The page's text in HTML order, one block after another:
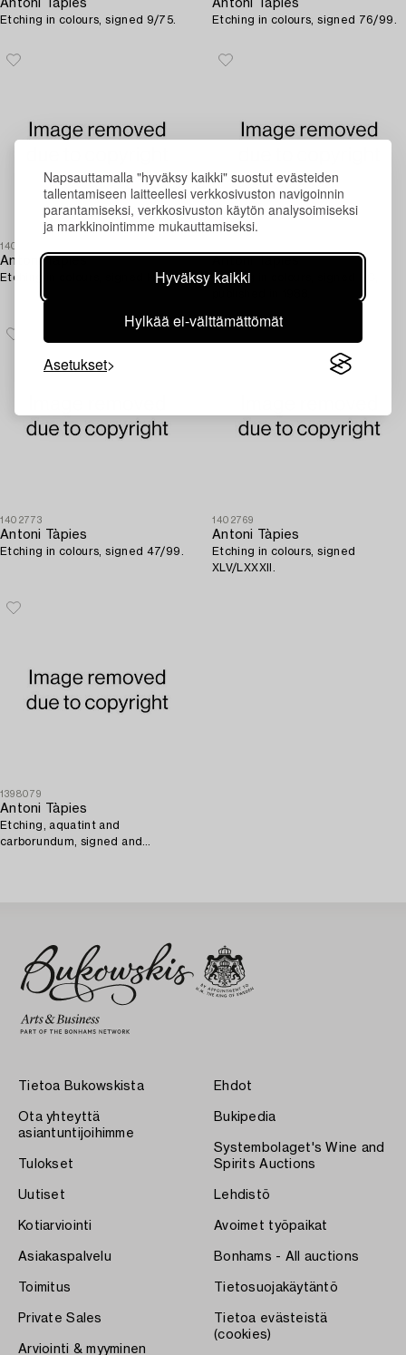
Napsauttamalla "hyväksy kaikki" suostut evästeiden
tallentamiseen laitteellesi verkkosivuston navigoinnin
parantamiseksi, verkkosivuston käytön analysoimiseksi
ja markkinointimme mukauttamiseksi.
Hyväksy kaikki
Hylkää ei-välttämättömät
Asetukset
Antoni Tàpies
Etching in colours, signed 9/75.
Antoni Tàpies
Etching in colours, signed 76/99.
1402772
Antoni Tàpies
Etching in colours, signed HC.
Etching in colours, signed HC,
1402773
Antoni Tàpies
Etching in colours, signed 47/99.
1402769
Antoni Tàpies
Etching in colours, signed
XLV/LXXXII.
1398079
Antoni Tàpies
Etching, aquatint and
carborundum, signed and
Tietoa Bukowskista
Ota yhteyttä
asiantuntijoihimme
Tulokset
Uutiset
Kotiarviointi
Asiakaspalvelu
Toimitus
Private Sales
Arviointi & myyminen
Ehdot
Bukipedia
Systembolaget's Wine and
Spirits Auctions
Lehdistö
Avoimet työpaikat
Bonhams - All auctions
Tietosuojakäytäntö
Tietoa evästeistä
(cookies)